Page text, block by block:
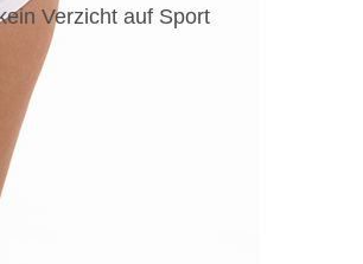
Verzicht auf Sport